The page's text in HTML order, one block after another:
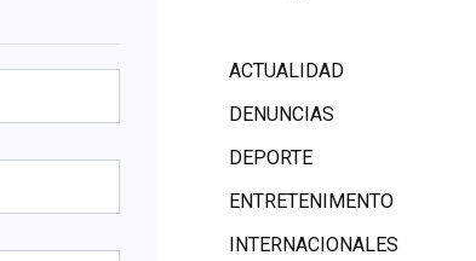
ACTUALIDAD
DENUNCIAS
DEPORTE
ENTRETENIMENTO
INTERNACIONALES